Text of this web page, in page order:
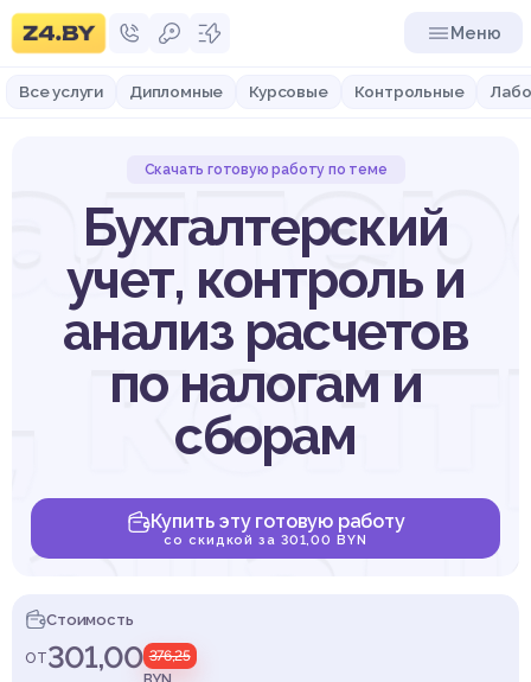
Меню
Все услуги Дипломные Курсовые Контрольные
Скачать готовую работу по теме
Бухгалтерский
учет, контроль и
анализ расчетов
по налогам и
сборам
Купить эту готовую работу
со скидкой за 301,00 BYN
Стоимость
от301,00 376,25